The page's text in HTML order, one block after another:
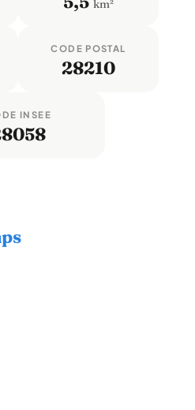
km²
CODE POSTAL
28210
INSEE